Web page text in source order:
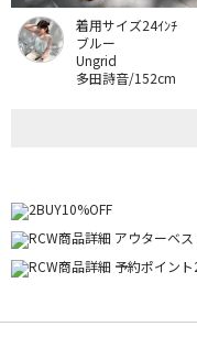
着用サイズ24ｲﾝﾁ
ブルー
Ungrid
多田詩音/152cm